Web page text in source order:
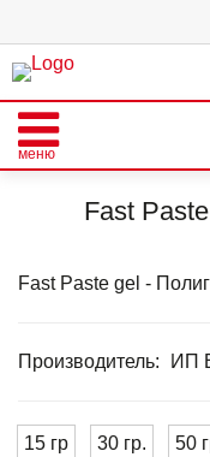
меню
Fast
Fast Paste gel -
Производитель: ИП
15 гр 30 гр. 50